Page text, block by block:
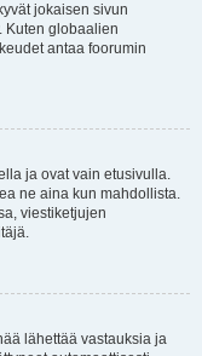
jokaisen sivun
Kuten globaalien
antaa foorumin
ja ovat vain etusivulla.
ne aina kun mahdollista.
viestiketjujen
lähettää vastauksia ja